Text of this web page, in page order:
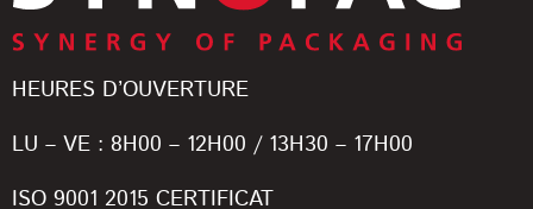
HEURES D’OUVERTURE
LU – VE : 8H00 – 12H00 / 13H30 – 17H00
ISO 9001 2015 CERTIFICAT